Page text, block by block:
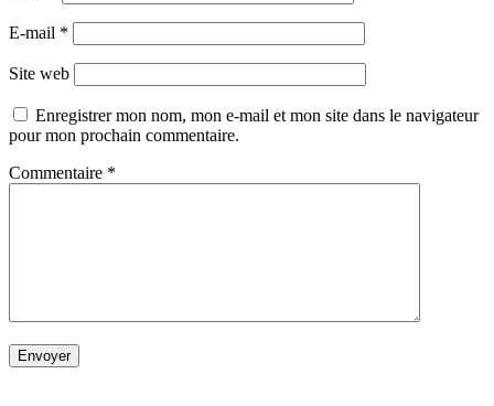
E-mail *
Site web
Enregistrer mon nom, mon e-mail et mon site dans le navigateur
pour mon prochain commentaire.
Commentaire *